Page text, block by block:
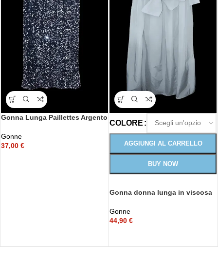
Gonna Lunga Paillettes Argento
Gonne
37,00 €
COLORE
AGGIUNGI AL CARRELLO
BUY NOW
Gonna donna lunga in viscosa
Gonne
44,90 €